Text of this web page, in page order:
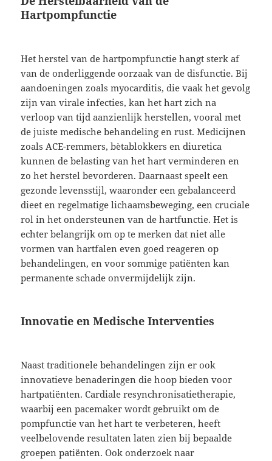
Hartpompfunctie
Het herstel van de hartpompfunctie hangt sterk af
van de onderliggende oorzaak van de disfunctie. Bij
aandoeningen zoals myocarditis, die vaak het gevolg
zijn van virale infecties, kan het hart zich na
verloop van tijd aanzienlijk herstellen, vooral met
de juiste medische behandeling en rust. Medicijnen
zoals ACE-remmers, bètablokkers en diuretica
kunnen de belasting van het hart verminderen en
zo het herstel bevorderen. Daarnaast speelt een
gezonde levensstijl, waaronder een gebalanceerd
dieet en regelmatige lichaamsbeweging, een cruciale
rol in het ondersteunen van de hartfunctie. Het is
echter belangrijk om op te merken dat niet alle
vormen van hartfalen even goed reageren op
behandelingen, en voor sommige patiënten kan
permanente schade onvermijdelijk zijn.
Innovatie en Medische Interventies
Naast traditionele behandelingen zijn er ook
innovatieve benaderingen die hoop bieden voor
hartpatiënten. Cardiale resynchronisatietherapie,
waarbij een pacemaker wordt gebruikt om de
pompfunctie van het hart te verbeteren, heeft
veelbelovende resultaten laten zien bij bepaalde
groepen patiënten. Ook onderzoek naar